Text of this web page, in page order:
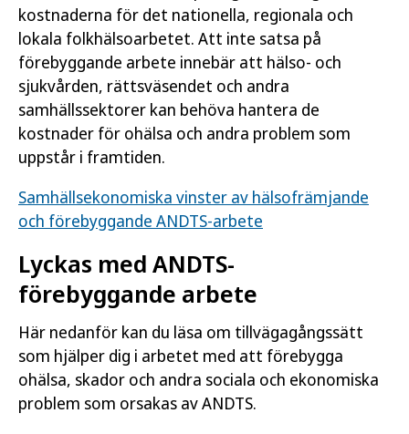
kostnaderna för det nationella, regionala och
lokala folkhälsoarbetet. Att inte satsa på
förebyggande arbete innebär att hälso- och
sjukvården, rättsväsendet och andra
samhällssektorer kan behöva hantera de
kostnader för ohälsa och andra problem som
uppstår i framtiden.
Samhällsekonomiska vinster av hälsofrämjande
och förebyggande ANDTS-arbete
Lyckas med ANDTS-
förebyggande arbete
Här nedanför kan du läsa om tillvägagångssätt
som hjälper dig i arbetet med att förebygga
ohälsa, skador och andra sociala och ekonomiska
problem som orsakas av ANDTS.